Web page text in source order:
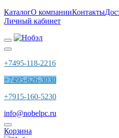
КаталогО компанииКонтакты
Личный кабинет
+7495-118-2216
+7495-626-3030
+7915-160-5230
info@nobelpc.ru
Корзина